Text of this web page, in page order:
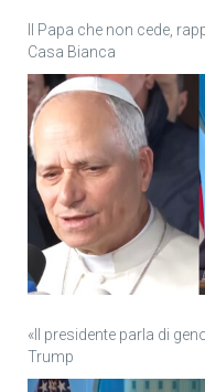
Il Papa che non cede,
Casa Bianca
«Il presidente parla di
Trump